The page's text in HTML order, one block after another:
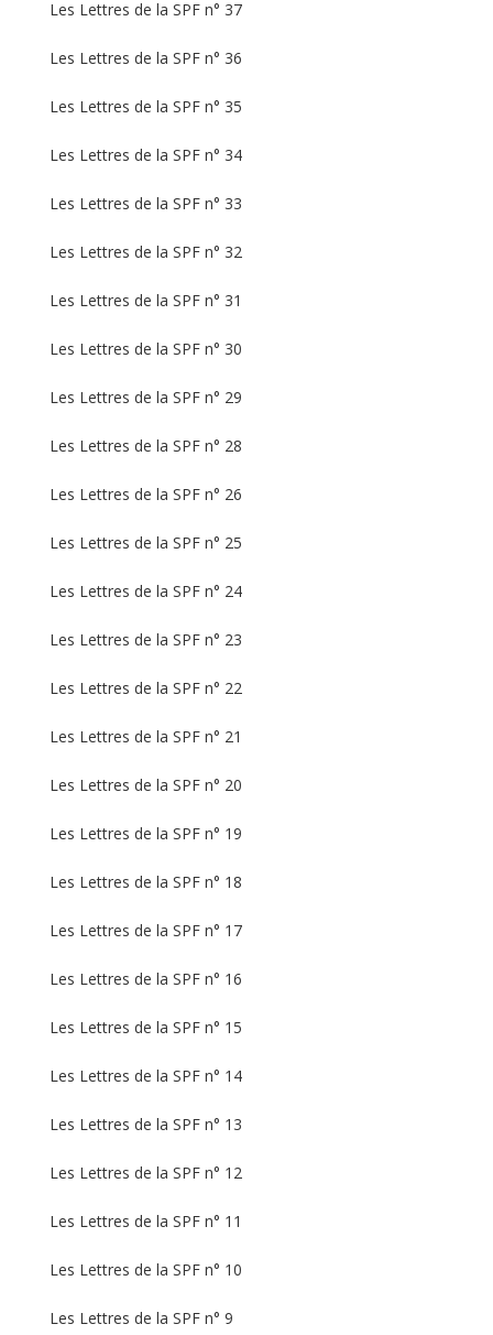
Les Lettres de la SPF n° 37
Les Lettres de la SPF n° 36
Les Lettres de la SPF n° 35
Les Lettres de la SPF n° 34
Les Lettres de la SPF n° 33
Les Lettres de la SPF n° 32
Les Lettres de la SPF n° 31
Les Lettres de la SPF n° 30
Les Lettres de la SPF n° 29
Les Lettres de la SPF n° 28
Les Lettres de la SPF n° 26
Les Lettres de la SPF n° 25
Les Lettres de la SPF n° 24
Les Lettres de la SPF n° 23
Les Lettres de la SPF n° 22
Les Lettres de la SPF n° 21
Les Lettres de la SPF n° 20
Les Lettres de la SPF n° 19
Les Lettres de la SPF n° 18
Les Lettres de la SPF n° 17
Les Lettres de la SPF n° 16
Les Lettres de la SPF n° 15
Les Lettres de la SPF n° 14
Les Lettres de la SPF n° 13
Les Lettres de la SPF n° 12
Les Lettres de la SPF n° 11
Les Lettres de la SPF n° 10
Les Lettres de la SPF n° 9